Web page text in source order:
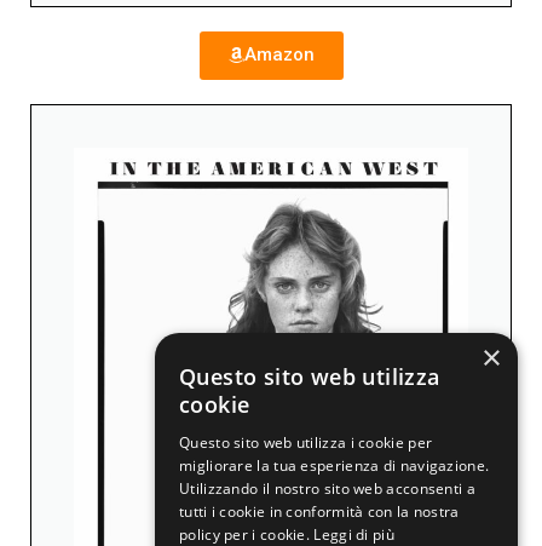
Amazon
×
Questo sito web utilizza
cookie
Questo sito web utilizza i cookie per
migliorare la tua esperienza di navigazione.
Utilizzando il nostro sito web acconsenti a
tutti i cookie in conformità con la nostra
policy per i cookie. Leggi di più